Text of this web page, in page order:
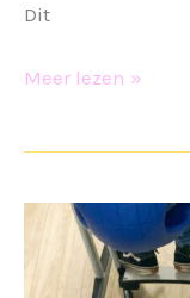
Dit
Rekenmuurtje
Meer lezen »